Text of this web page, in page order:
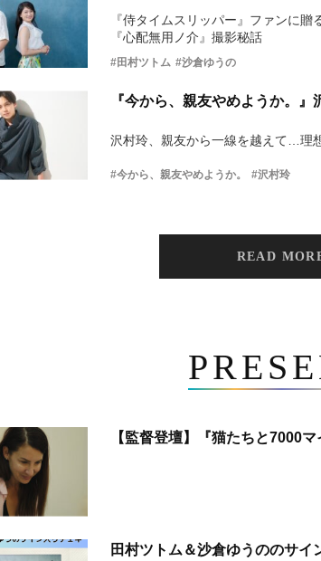
『侍タイムスリッパー』ファンに
『心配無用ノ介』撮影秘話
#田村ツトム #沙倉ゆうの
『今から、親友やめようか。
沢村玲、親友から一線を越えて…理
#今から、親友やめようか。 #沢村玲
READ
【監督登壇】『猫たちと7000
田村ツトム＆沙倉ゆうののサ